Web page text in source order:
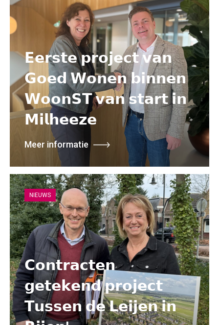
𝗘𝗲𝗿𝘀𝘁𝗲 𝗽𝗿𝗼𝗷𝗲𝗰𝘁 𝘃𝗮𝗻
𝗚𝗼𝗲𝗱 𝗪𝗼𝗻𝗲𝗻 𝗯𝗶𝗻𝗻𝗲𝗻
𝗪𝗼𝗼𝗻𝗦𝗧 𝘃𝗮𝗻 𝘀𝘁𝗮𝗿𝘁 𝗶𝗻
𝗠𝗶𝗹𝗵𝗲𝗲𝘇𝗲
Meer informatie
NIEUWS
𝗖𝗼𝗻𝘁𝗿𝗮𝗰𝘁𝗲𝗻
𝗴𝗲𝘁𝗲𝗸𝗲𝗻𝗱 𝗽𝗿𝗼𝗷𝗲𝗰𝘁
𝗧𝘂𝘀𝘀𝗲𝗻 𝗱𝗲 𝗟𝗲𝗶𝗷𝗲𝗻 𝗶𝗻